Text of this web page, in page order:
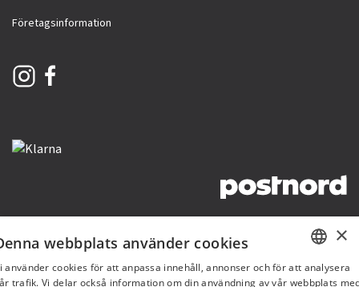
Företagsinformation
SWEDISH
×
webbplats använder cookies
använder cookies för att anpassa innehåll, annonser och för att analysera
trafik. Vi delar också information om din användning av vår webbplats